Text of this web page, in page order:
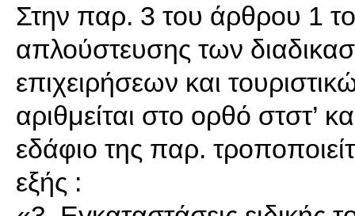
Στην παρ. 3 του άρθρου 1
απλούστευσης των
επιχειρήσεων και
αριθμείται στο ορθό στστ’
εδάφιο της παρ.
εξής :